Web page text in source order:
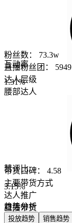
粉丝数： 73.3w
直播粉丝团： 5949
达人层级
腰部达人
带货口碑： 4.58
主要带货方式
达人推广
直播带货
互动率
1.31%
赞评比
3.15%
趋势分析
投放趋势 销售趋势